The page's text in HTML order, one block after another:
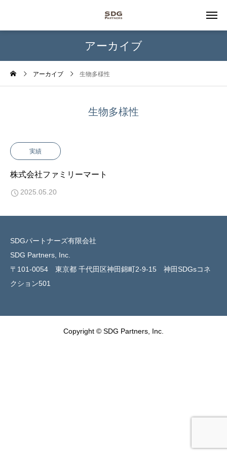
アーカイブ
アーカイブ 生物多様性
生物多様性
実績
株式会社ファミリーマート
2025.05.20
SDGパートナーズ有限会社
SDG Partners, Inc.
〒101-0054 東京都 千代田区神田錦町2-9-15 神田SDGsコネ
クション501
Copyright © SDG Partners, Inc.